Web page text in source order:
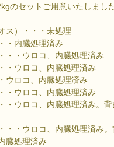
のセットご用意いたしました
ス）・・・未処理
・内臓処理済み
・・ウロコ、内臓処理済み
・ウロコ、内臓処理済み
ウロコ、内臓処理済み
・ウロコ、内臓処理済み
・ウロコ、内臓処理済み。
・・ウロコ、内臓処理済み。
臓処理済み